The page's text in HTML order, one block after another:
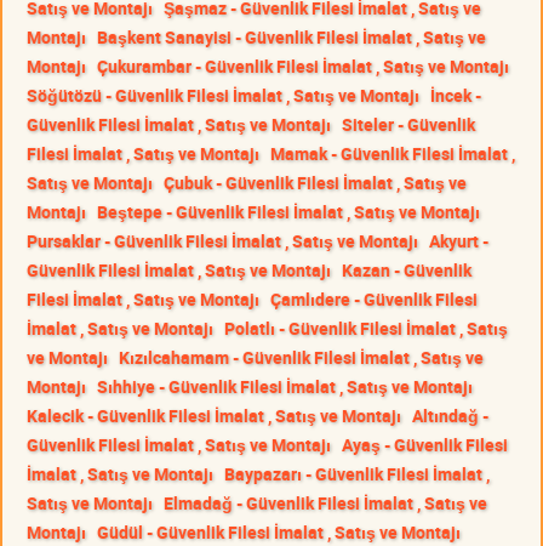
Satış ve Montajı Şaşmaz - Güvenlik Filesi İmalat , Satış ve
Montajı Başkent Sanayisi - Güvenlik Filesi İmalat , Satış ve
Montajı Çukurambar - Güvenlik Filesi İmalat , Satış ve Montajı
Söğütözü - Güvenlik Filesi İmalat , Satış ve Montajı İncek -
Güvenlik Filesi İmalat , Satış ve Montajı Siteler - Güvenlik
Filesi İmalat , Satış ve Montajı Mamak - Güvenlik Filesi İmalat ,
Satış ve Montajı Çubuk - Güvenlik Filesi İmalat , Satış ve
Montajı Beştepe - Güvenlik Filesi İmalat , Satış ve Montajı
Pursaklar - Güvenlik Filesi İmalat , Satış ve Montajı Akyurt -
Güvenlik Filesi İmalat , Satış ve Montajı Kazan - Güvenlik
Filesi İmalat , Satış ve Montajı Çamlıdere - Güvenlik Filesi
İmalat , Satış ve Montajı Polatlı - Güvenlik Filesi İmalat , Satış
ve Montajı Kızılcahamam - Güvenlik Filesi İmalat , Satış ve
Montajı Sıhhiye - Güvenlik Filesi İmalat , Satış ve Montajı
Kalecik - Güvenlik Filesi İmalat , Satış ve Montajı Altındağ -
Güvenlik Filesi İmalat , Satış ve Montajı Ayaş - Güvenlik Filesi
İmalat , Satış ve Montajı Baypazarı - Güvenlik Filesi İmalat ,
Satış ve Montajı Elmadağ - Güvenlik Filesi İmalat , Satış ve
Montajı Güdül - Güvenlik Filesi İmalat , Satış ve Montajı